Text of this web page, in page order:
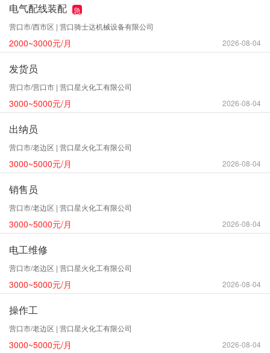
电气配线装配
急
营口市/西市区 | 营口骑士达机械设备有限公司
2000~3000元/月 2026-08-04
发货员
营口市/营口市 | 营口星火化工有限公司
3000~5000元/月 2026-08-04
出纳员
营口市/老边区 | 营口星火化工有限公司
3000~5000元/月 2026-08-04
销售员
营口市/老边区 | 营口星火化工有限公司
3000~5000元/月 2026-08-04
电工维修
营口市/老边区 | 营口星火化工有限公司
3000~5000元/月 2026-08-04
操作工
营口市/老边区 | 营口星火化工有限公司
3000~5000元/月 2026-08-04